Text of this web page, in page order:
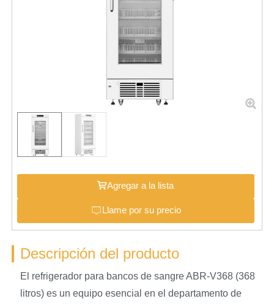
Agregar a la lista
Llame por su precio
Descripción del producto
El refrigerador para bancos de sangre ABR-V368 (368
litros) es un equipo esencial en el departamento de